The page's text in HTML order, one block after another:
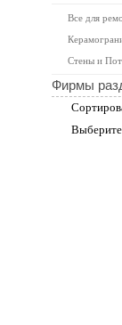
Все для
Стены и
Фирмы